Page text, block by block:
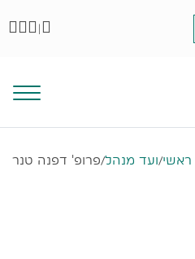
|
ראשי/ועד מנהל/פרופ' דפנה טנר